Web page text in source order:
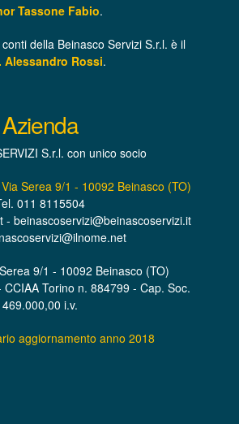
Tassone Fabio.
conti della Beinasco Servizi S.r.l. è il
Alessandro Rossi.
Azienda
S.r.l. con unico socio
Via Serea 9/1 - 10092 Beinasco (TO)
011 8115504
- beinascoservizi@beinascoservizi.it
9/1 - 10092 Beinasco (TO)
CCIAA Torino n. 884799 - Cap. Soc.
469.000,00 i.v.
aggiornamento anno 2018